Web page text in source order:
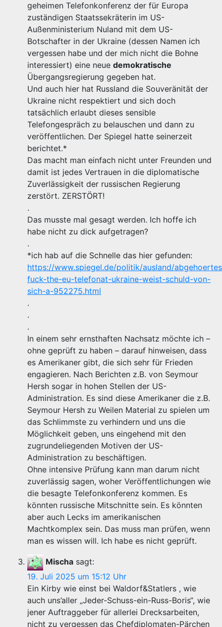
geheimen Telefonkonferenz der für Europa
zuständigen Staatssekräterin im US-
Außenministerium Nuland mit dem US-
Botschafter in der Ukraine (dessen Namen ich
vergessen habe und der mich nicht die Bohne
interessiert) eine neue demokratische
Übergangsregierung gegeben hat.
Und auch hier hat Russland die Souveränität der
Ukraine nicht respektiert und sich doch
tatsächlich erlaubt dieses sensible
Telefongespräch zu belauschen und dann zu
veröffentlichen. Der Spiegel hatte seinerzeit
berichtet.*
Das macht man einfach nicht unter Freunden und
damit ist jedes Vertrauen in die diplomatische
Zuverlässigkeit der russischen Regierung
zerstört. ZERSTÖRT!
.
Das musste mal gesagt werden. Ich hoffe ich
habe nicht zu dick aufgetragen?
.
*ich hab auf die Schnelle das hier gefunden:
https://www.spiegel.de/politik/ausland/
fuck-the-eu-telefonat-ukraine-weist-schuld-von-
sich-a-952275.html
.
.
.
In einem sehr ernsthaften Nachsatz möchte ich –
ohne geprüft zu haben – darauf hinweisen, dass
es Amerikaner gibt, die sich sehr für Frieden
engagieren. Nach Berichten z.B. von Seymour
Hersh sogar in hohen Stellen der US-
Administration. Es sind diese Amerikaner die z.B.
Seymour Hersh zu Weilen Material zu spielen um
das Schlimmste zu verhindern und uns die
Möglichkeit geben, uns eingehend mit den
zugrundeliegenden Motiven der US-
Administration zu beschäftigen.
Ohne intensive Prüfung kann man darum nicht
zuverlässig sagen, woher Veröffentlichungen wie
die besagte Telefonkonferenz kommen. Es
könnten russische Mitschnitte sein. Es könnten
aber auch Lecks im amerikanischen
Machtkomplex sein. Das muss man prüfen, wenn
man es wissen will. Ich habe es nicht geprüft.
Mischa sagt:
19. Juli 2025 um 15:12 Uhr
Ein Kirby wie einst bei Waldorf&Statlers , wie
auch uns’aller „Jeder-Schuss-ein-Russ-Boris“, wie
jener Auftraggeber für allerlei Drecksarbeiten,
nicht zu vergessen das Chefdiplomaten-Pärchen